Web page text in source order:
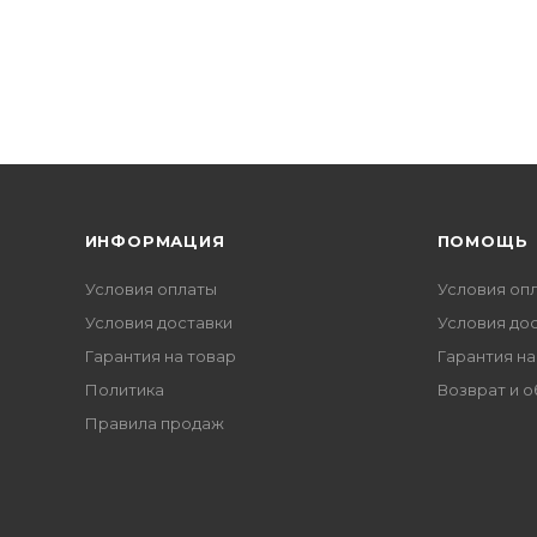
ИНФОРМАЦИЯ
Условия оплаты
Условия доставки
Гарантия на товар
Политика
Правила продаж
ПОМОЩЬ
Условия
Условия
Гарантия
Возврат и